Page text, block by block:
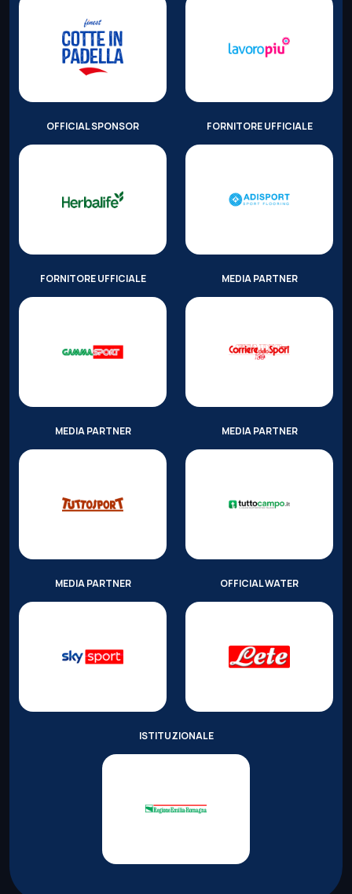
OFFICIAL SPONSOR FORNITORE UFFICIALE
FORNITORE UFFICIALE MEDIA PARTNER
MEDIA PARTNER MEDIA PARTNER
MEDIA PARTNER OFFICIAL WATER
ISTITUZIONALE